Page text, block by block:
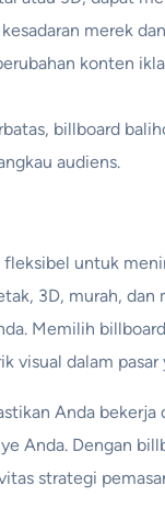
merek
konten
billboard
audiens.
untuk
3D, murah,
Memilih
visual dalam
Anda bekerja
Anda. Dengan
strategi